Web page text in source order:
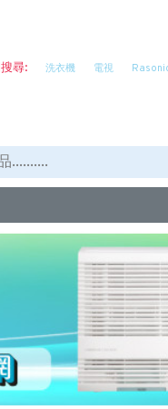
尋: 洗衣機 電視